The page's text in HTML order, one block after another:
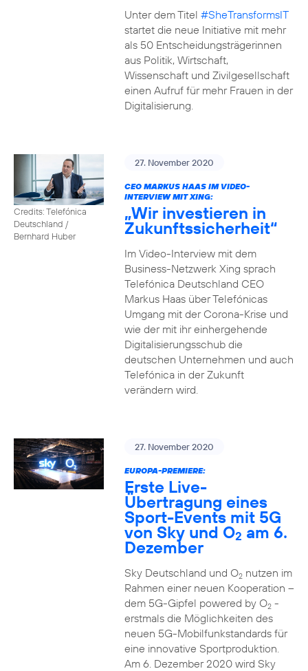
Unter dem Titel #SheTransformsIT
startet die neue Initiative mit mehr
als 50 Entscheidungsträgerinnen
aus Politik, Wirtschaft,
Wissenschaft und Zivilgesellschaft
einen Aufruf für mehr Frauen in der
Digitalisierung.
Credits: Telefónica
Deutschland /
Bernhard Huber
27. November 2020
CEO MARKUS HAAS IM VIDEO-
INTERVIEW MIT XING:
„Wir investieren in
Zukunftssicherheit“
Im Video-Interview mit dem
Business-Netzwerk Xing sprach
Telefónica Deutschland CEO
Markus Haas über Telefónicas
Umgang mit der Corona-Krise und
wie der mit ihr einhergehende
Digitalisierungsschub die
deutschen Unternehmen und auch
Telefónica in der Zukunft
verändern wird.
27. November 2020
EUROPA-PREMIERE:
Erste Live-
Übertragung eines
Sport-Events mit 5G
von Sky und O2 am 6.
Dezember
Sky Deutschland und O2nutzen im
Rahmen einer neuen Kooperation –
dem 5G-Gipfel powered by O2-
erstmals die Möglichkeiten des
neuen 5G-Mobilfunkstandards für
eine innovative Sportproduktion.
Am 6. Dezember 2020 wird Sky